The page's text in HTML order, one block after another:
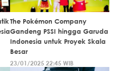
The Pokémon Company
Gandeng PSSI hingga Garuda
Indonesia untuk Proyek Skala
Besar
23/01/2025 22:45 WIB